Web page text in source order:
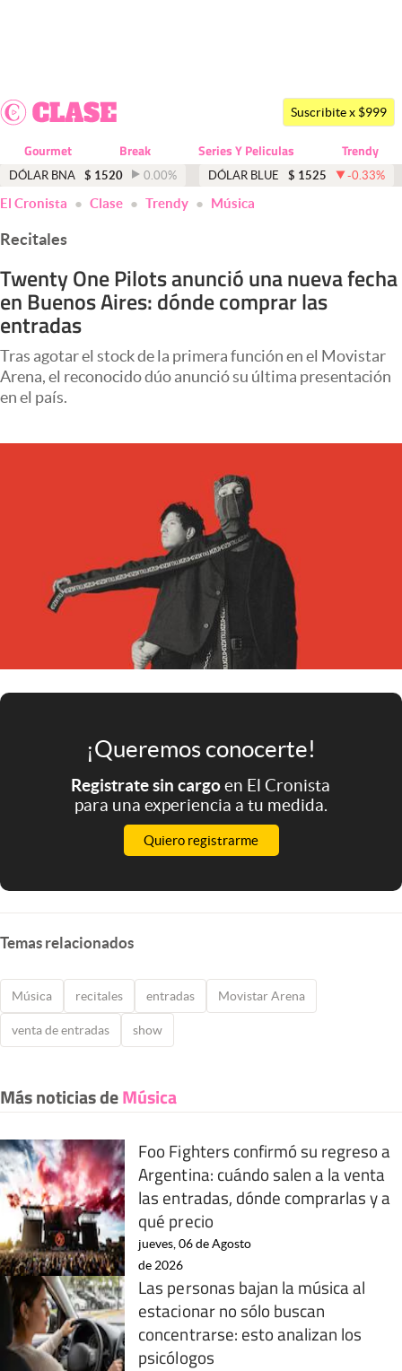
Dólar
Economía y Política
Finanzas y Mercados
Mercados Online
Negocios
Columnistas
Apertura
Clase
El Cronista Studio
Suscribite x $999
Gourmet Break Series Y Peliculas Trendy
DÓLAR BNA $ 1520 0.00% DÓLAR BLUE $ 1525 -0.33%
El Cronista Clase Trendy Música
Recitales
Twenty One Pilots anunció una nueva fecha
en Buenos Aires: dónde comprar las
entradas
Tras agotar el stock de la primera función en el Movistar
Arena, el reconocido dúo anunció su última presentación
en el país.
¡Queremos conocerte!
Registrate sin cargoen El Cronista
para una experiencia a tu medida.
Quiero registrarme
Temas relacionados
Música recitales entradas Movistar Arena
venta de entradas show
Más noticias deMúsica
Foo Fighters confirmó su regreso a
Argentina: cuándo salen a la venta
las entradas, dónde comprarlas y a
qué precio
jueves, 06 de Agosto
de 2026
Las personas bajan la música al
estacionar no sólo buscan
concentrarse: esto analizan los
psicólogos